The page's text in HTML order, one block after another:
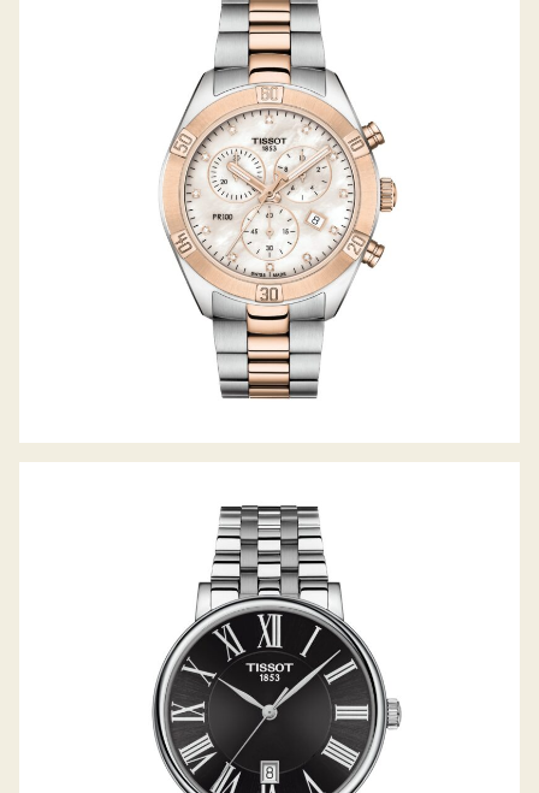
PR100 SPORT-CHIC CHRONOGRAPH
CARSON